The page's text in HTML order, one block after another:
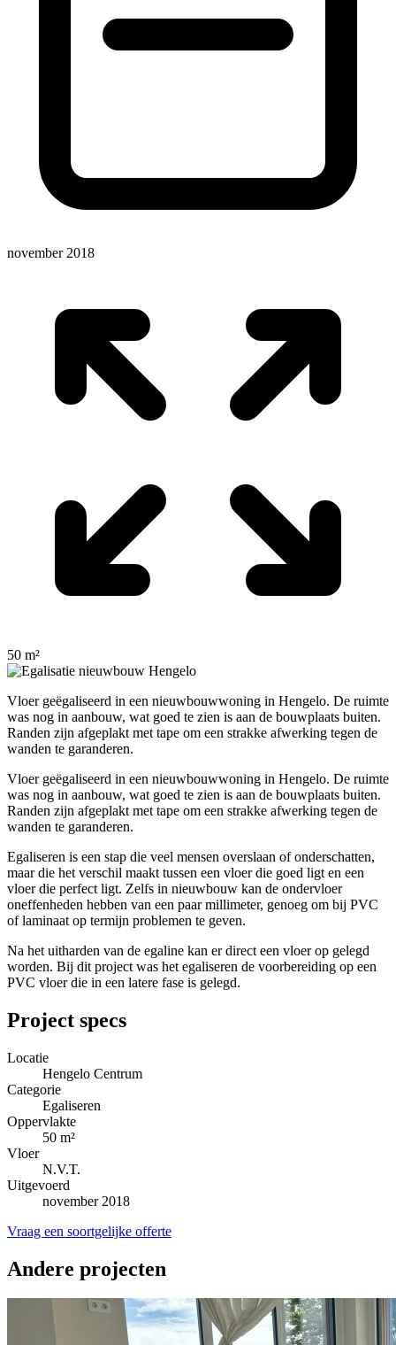
november 2018
50 m²
Vloer geëgaliseerd in een nieuwbouwwoning in Hengelo. De ruimte
was nog in aanbouw, wat goed te zien is aan de bouwplaats buiten.
Randen zijn afgeplakt met tape om een strakke afwerking tegen de
wanden te garanderen.
Vloer geëgaliseerd in een nieuwbouwwoning in Hengelo. De ruimte
was nog in aanbouw, wat goed te zien is aan de bouwplaats buiten.
Randen zijn afgeplakt met tape om een strakke afwerking tegen de
wanden te garanderen.
Egaliseren is een stap die veel mensen overslaan of onderschatten,
maar die het verschil maakt tussen een vloer die goed ligt en een
vloer die perfect ligt. Zelfs in nieuwbouw kan de ondervloer
oneffenheden hebben van een paar millimeter, genoeg om bij PVC
of laminaat op termijn problemen te geven.
Na het uitharden van de egaline kan er direct een vloer op gelegd
worden. Bij dit project was het egaliseren de voorbereiding op een
PVC vloer die in een latere fase is gelegd.
Project specs
Locatie
Hengelo Centrum
Categorie
Egaliseren
Oppervlakte
50 m²
Vloer
N.V.T.
Uitgevoerd
november 2018
Vraag een soortgelijke offerte
Andere projecten